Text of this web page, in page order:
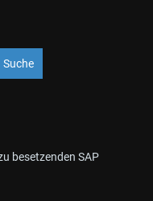
besetzenden SAP